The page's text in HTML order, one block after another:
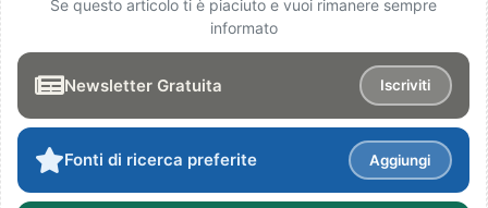
Se questo articolo ti è piaciuto e vuoi rimanere sempre
informato
Newsletter Gratuita Iscriviti
Fonti di ricerca preferite Aggiungi